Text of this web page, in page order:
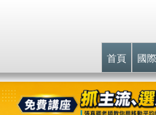
首頁 國